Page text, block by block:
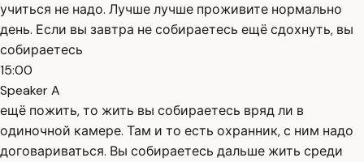
учиться не надо. Лучше лучше проживите нормально
день. Если вы завтра не собираетесь ещё сдохнуть, вы
собираетесь
15:00
Speaker A
ещё пожить, то жить вы собираетесь вряд ли в
одиночной камере. Там и то есть охранник, с ним надо
договариваться. Вы собираетесь дальше жить среди